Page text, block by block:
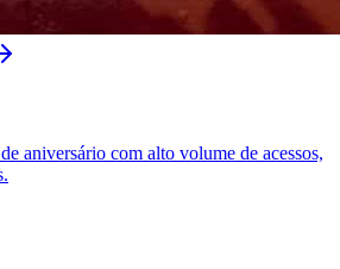
aniversário com alto volume de acessos,